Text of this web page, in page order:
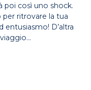
poi così uno shock.
ritrovare la tua
D’altra